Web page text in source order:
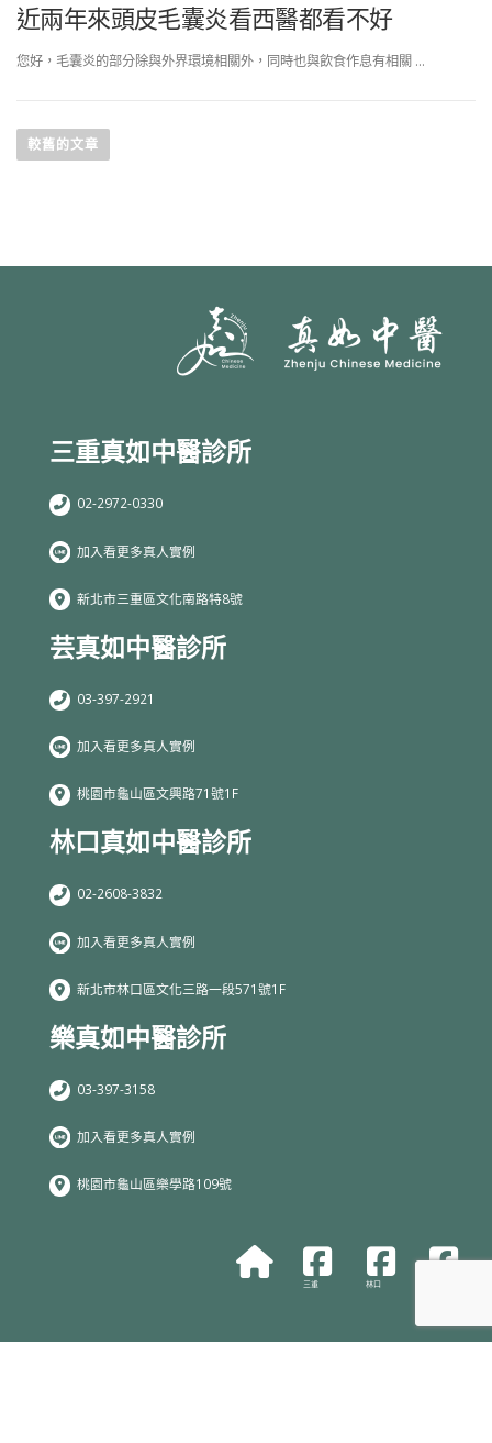
近兩年來頭皮毛囊炎看西醫都看不好
您好，毛囊炎的部分除與外界環境相關外，同時也與飲食作息有相關 …
較舊的文章
三重真如中醫診所
02-2972-0330
加入看更多真人實例
新北市三重區文化南路特8號
芸真如中醫診所
03-397-2921
加入看更多真人實例
桃園市龜山區文興路71號1F
林口真如中醫診所
02-2608-3832
加入看更多真人實例
新北市林口區文化三路一段571號1F
樂真如中醫診所
03-397-3158
加入看更多真人實例
桃園市龜山區樂學路109號